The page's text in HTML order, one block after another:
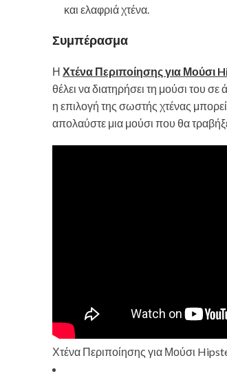
και ελαφριά χτένα.
Συμπέρασμα
Η Χτένα Περιποίησης για Μούσι
θέλει να διατηρήσει τη μούσι του
η επιλογή της σωστής χτένας μπορεί
απολαύστε μια μούσι που θα
Χτένα Περιποίησης για Μούσι